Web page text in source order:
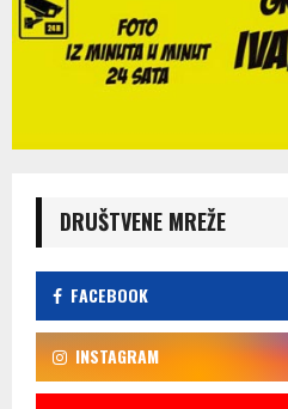
DRUŠTVENE MREŽE
FACEBOOK
INSTAGRAM